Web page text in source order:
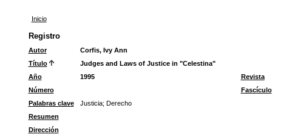
Inicio
Registro
Autor
Corfis, Ivy Ann
Título
Judges and Laws of Justice in "Celestina"
Año
1995 Revista
Número
Fascículo
Palabras clave
Justicia; Derecho
Resumen
Dirección